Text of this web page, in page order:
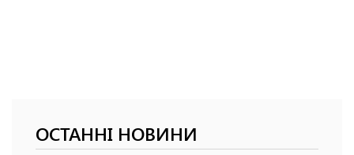
ОСТАННІ НОВИНИ